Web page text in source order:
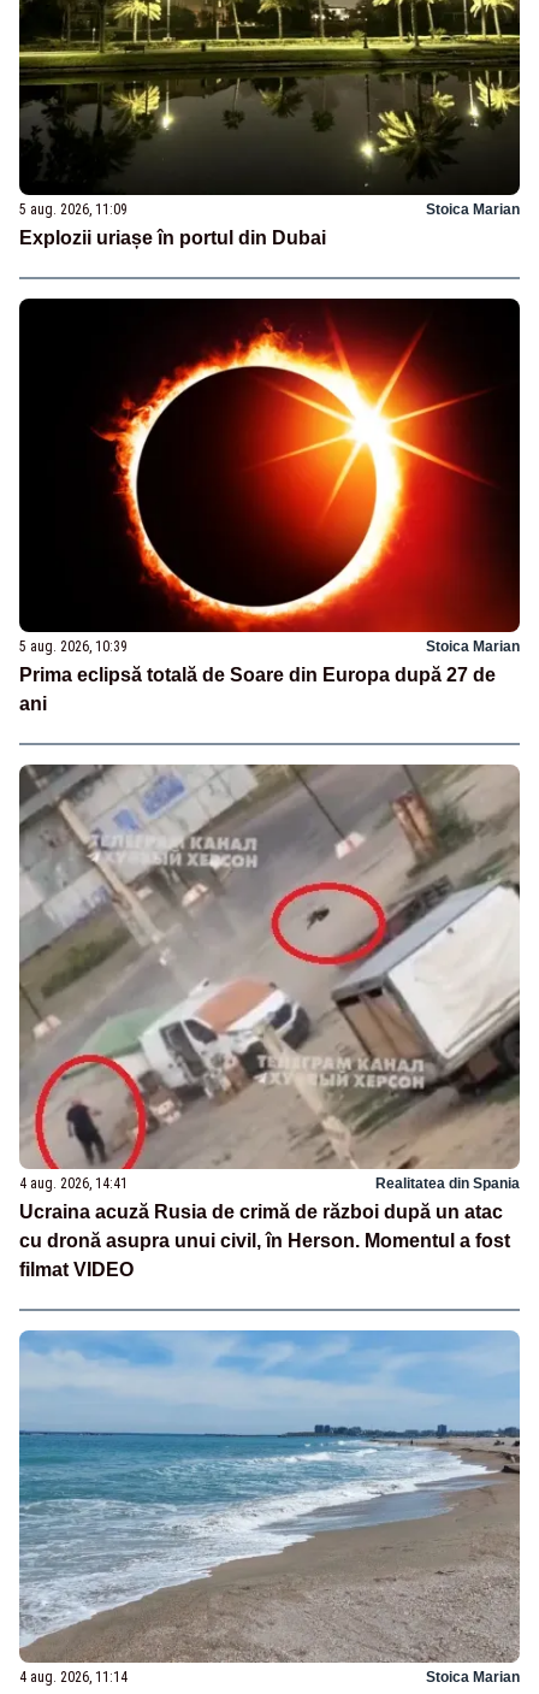
5 aug. 2026, 11:09 Stoica Marian
Explozii uriașe în portul din Dubai
5 aug. 2026, 10:39 Stoica Marian
Prima eclipsă totală de Soare din Europa după 27 de
ani
4 aug. 2026, 14:41 Realitatea din Spania
Ucraina acuză Rusia de crimă de război după un atac
cu dronă asupra unui civil, în Herson. Momentul a fost
filmat VIDEO
4 aug. 2026, 11:14 Stoica Marian